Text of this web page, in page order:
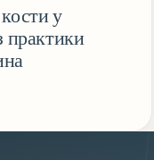
у
практики